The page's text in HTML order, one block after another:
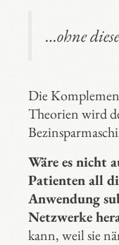
…ohne
Die
Theorien wird
Wäre es nicht
Patienten all
Anwendung
Netzwerke
kann, weil sie